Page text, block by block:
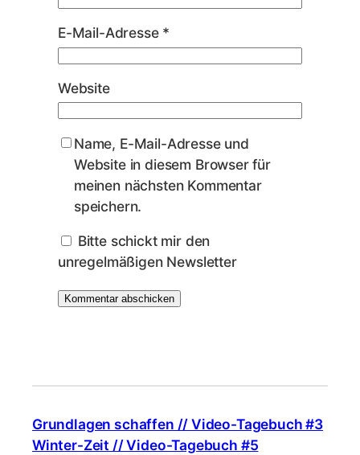
E-Mail-Adresse *
Website
Name, E-Mail-Adresse und
Website in diesem Browser für
meinen nächsten Kommentar
speichern.
Bitte schickt mir den
unregelmäßigen Newsletter
Grundlagen schaffen // Video-Tagebuch #3
Winter-Zeit // Video-Tagebuch #5